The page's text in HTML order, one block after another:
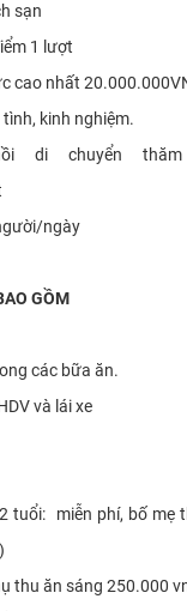
sạn
1 lượt
cao nhất
kinh nghiệm.
di chuyển
ngày
GỒM
các bữa ăn.
và lái xe
tuổi: miễn phí, bố mẹ
thu ăn sáng 250.000